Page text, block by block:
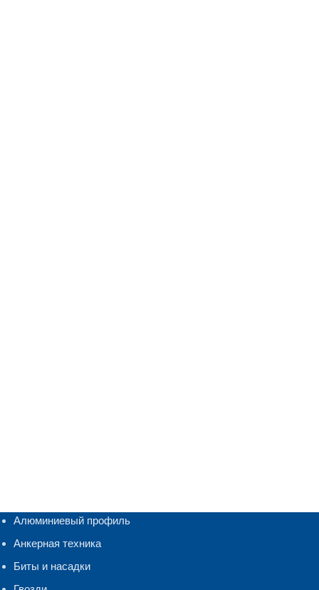
Алюминиевый профиль
Анкерная техника
Биты и насадки